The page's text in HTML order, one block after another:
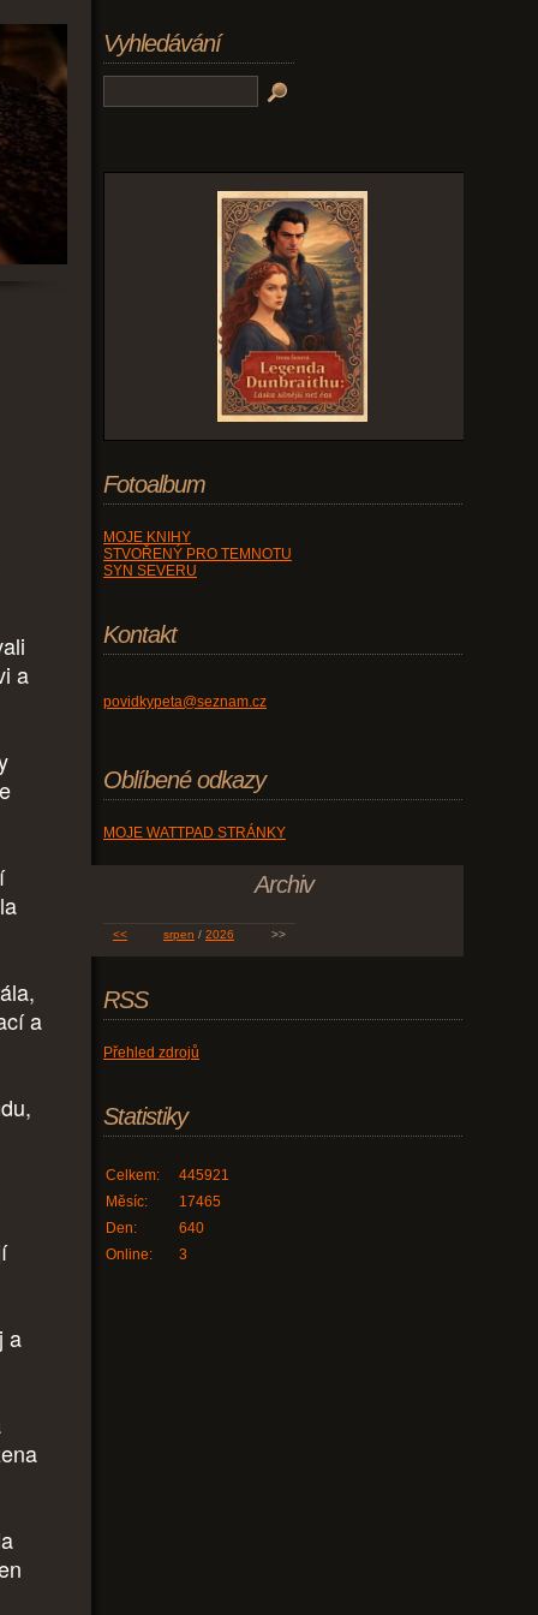
a
a
a
Vyhledávání
Fotoalbum
MOJE KNIHY
STVOŘENÝ PRO TEMNOTU
SYN SEVERU
Kontakt
povidkypeta@seznam.cz
Oblíbené odkazy
MOJE WATTPAD STRÁNKY
Archiv
<< srpen / 2026 >>
RSS
Přehled zdrojů
Statistiky
Online: 3
Celkem:
445921
Měsíc:
17465
Den:
640